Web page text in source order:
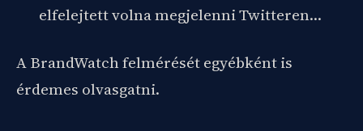
elfelejtett volna megjelenni Twitteren…
A BrandWatch felmérését egyébként is
érdemes olvasgatni.